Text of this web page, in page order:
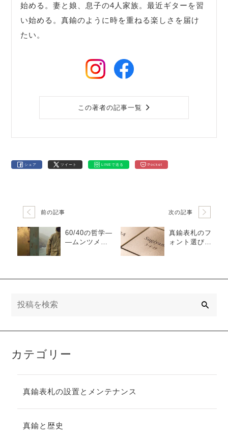
始める。妻と娘、息子の4人家族。最近ギターを習
い始める。真鍮のように時を重ねる楽しさを届け
たい。
この著者の記事一覧
シェア ツイート LINEで送る Pocket
前の記事
60/40の哲学―
―ムンツメタ
次の記事
真鍮表札のフ
ォント選び｜6
カテゴリー
真鍮表札の設置とメンテナンス
真鍮と歴史